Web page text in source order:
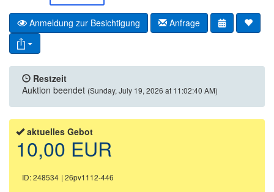
Anmeldung zur Besichtigung Anfrage
Restzeit
Auktion beendet (Sunday, July 19, 2026 at 11:02:40 AM)
aktuelles Gebot
10,00 EUR
ID: 248534 | 26pv1112-446